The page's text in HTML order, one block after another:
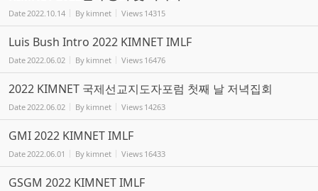
Date 2022.10.14 By kimnet Views 14315
Luis Bush Intro 2022 KIMNET IMLF
Date 2022.06.02 By kimnet Views 16476
2022 KIMNET 국제선교지도자포럼 첫째 날 저녁집회
Date 2022.06.02 By kimnet Views 14263
GMI 2022 KIMNET IMLF
Date 2022.06.01 By kimnet Views 16433
GSGM 2022 KIMNET IMLF